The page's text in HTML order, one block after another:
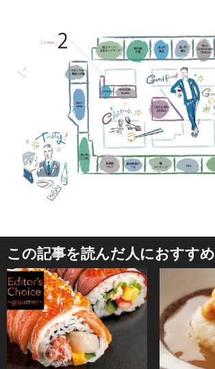
この記事を読んだ人におすすめ